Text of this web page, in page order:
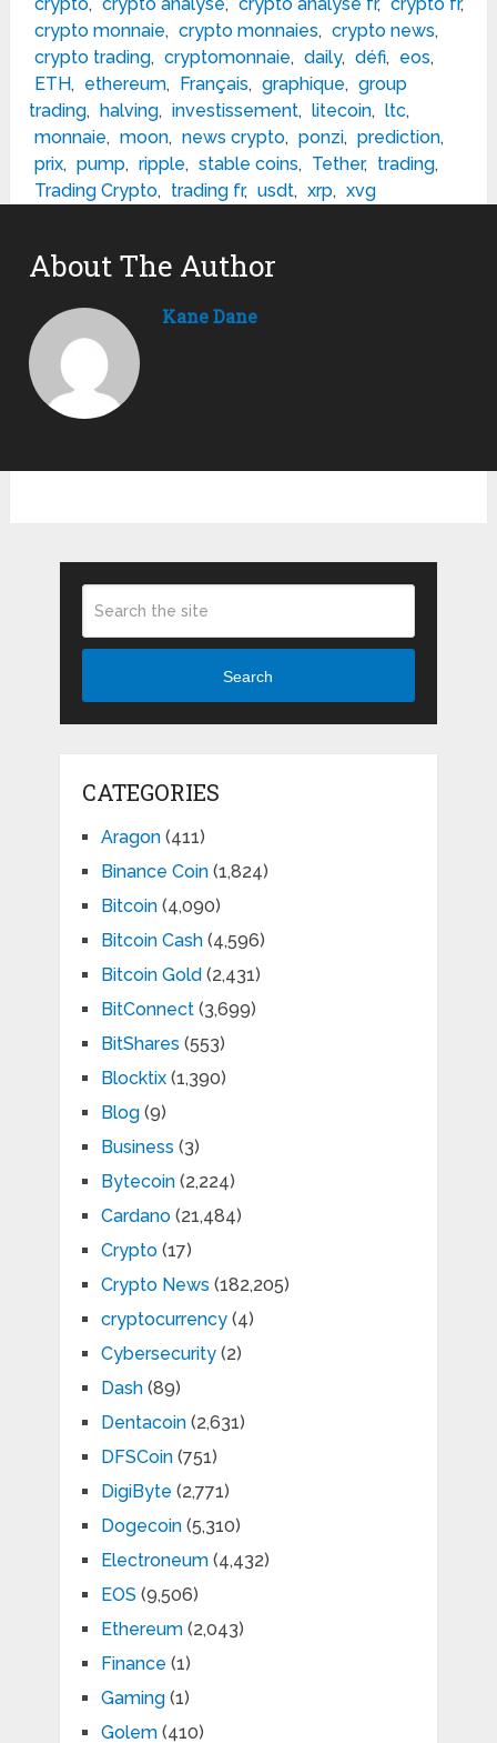
crypto monnaie, crypto monnaies, crypto news,
crypto trading, cryptomonnaie, daily, défi, eos,
ETH, ethereum, Français, graphique, group
trading, halving, investissement, litecoin, ltc,
monnaie, moon, news crypto, ponzi, prediction,
prix, pump, ripple, stable coins, Tether, trading,
Trading Crypto, trading fr, usdt, xrp, xvg
About The Author
Kane Dane
Search
CATEGORIES
Aragon(411)
Binance Coin(1,824)
Bitcoin(4,090)
Bitcoin Cash(4,596)
Bitcoin Gold (2,431)
BitConnect(3,699)
BitShares (553)
Blocktix(1,390)
Blog(9)
Business (3)
Bytecoin(2,224)
Cardano(21,484)
Crypto(17)
Crypto News (182,205)
cryptocurrency(4)
Cybersecurity(2)
Dash(89)
Dentacoin(2,631)
DFSCoin(751)
DigiByte (2,771)
Dogecoin(5,310)
Electroneum(4,432)
EOS (9,506)
Ethereum(2,043)
Finance (1)
Gaming(1)
Golem(410)